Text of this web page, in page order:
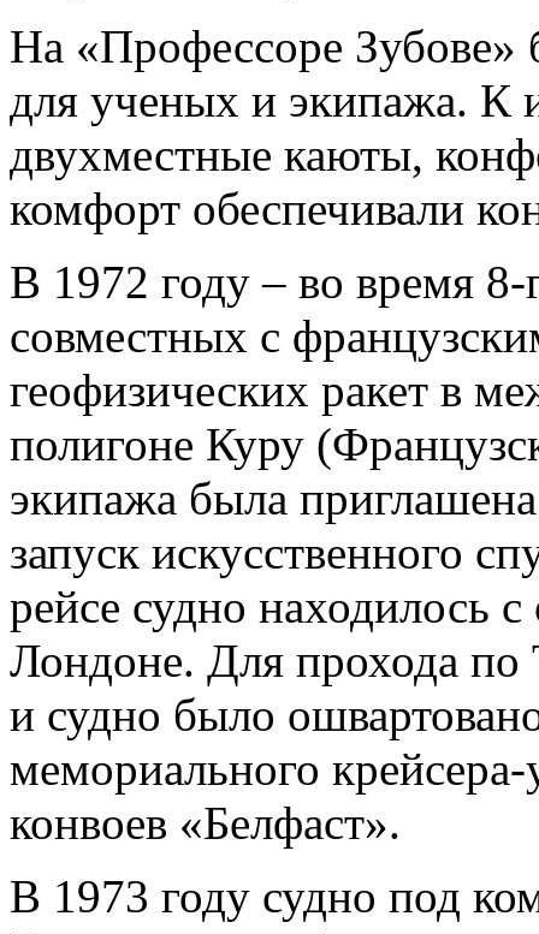
На «Профессоре Зубове»
для ученых и экипажа. К
двухместные каюты,
комфорт обеспечивали
В 1972 году – во время 8-
совместных с
геофизических ракет в
полигоне Куру
экипажа была
запуск искусственного
рейсе судно находилось
Лондоне. Для прохода по
и судно было
мемориального
конвоев «Белфаст».
В 1973 году судно под